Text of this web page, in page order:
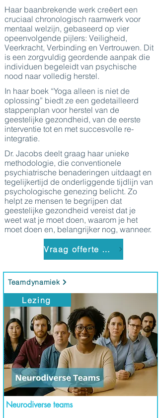
Haar baanbrekende werk creëert een
cruciaal chronologisch raamwerk voor
mentaal welzijn, gebaseerd op vier
opeenvolgende pijlers: Veiligheid,
Veerkracht, Verbinding en Vertrouwen. Dit
is een zorgvuldig geordende aanpak die
individuen begeleidt van psychische
nood naar volledig herstel.
In haar boek “Yoga alleen is niet de
oplossing” biedt ze een gedetailleerd
stappenplan voor herstel van de
geestelijke gezondheid, van de eerste
interventie tot en met succesvolle re-
integratie.
Dr. Jacobs deelt graag haar unieke
methodologie, die conventionele
psychiatrische benaderingen uitdaagt en
tegelijkertijd de onderliggende tijdlijn van
psychologische genezing belicht. Zo
helpt ze mensen te begrijpen dat
geestelijke gezondheid vereist dat je
weet wat je moet doen, waarom je het
moet doen en, belangrijker nog, wanneer.
Vraag offerte aan
Teamdynamiek
Lezing
Neurodiverse teams